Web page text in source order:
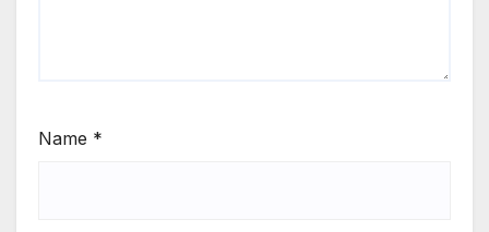
Name *